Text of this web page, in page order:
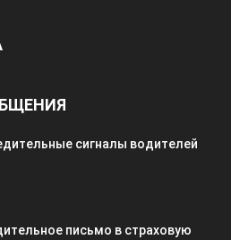
сигналы водителей
письмо в страховую